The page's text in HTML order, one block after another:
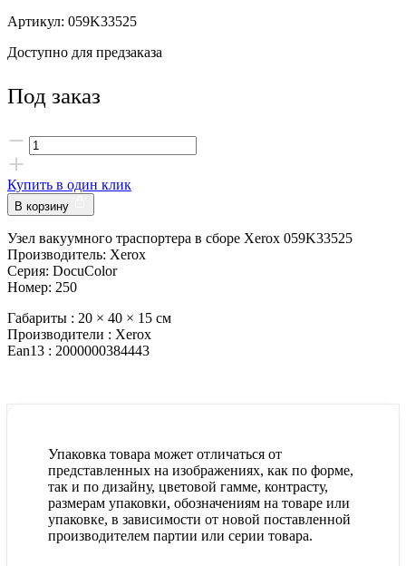
Артикул: 059K33525
Доступно для предзаказа
Под заказ
Купить в один клик
В корзину
Узел вакуумного траспортера в сборе Xerox 059K33525
Производитель: Xerox
Серия: DocuColor
Номер: 250
Габариты : 20 × 40 × 15 см
Производители : Xerox
Ean13 : 2000000384443
Упаковка товара может отличаться от
представленных на изображениях, как по форме,
так и по дизайну, цветовой гамме, контрасту,
размерам упаковки, обозначениям на товаре или
упаковке, в зависимости от новой поставленной
производителем партии или серии товара.